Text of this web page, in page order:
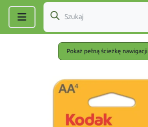
Pokaż pełną ścieżkę nawigacji